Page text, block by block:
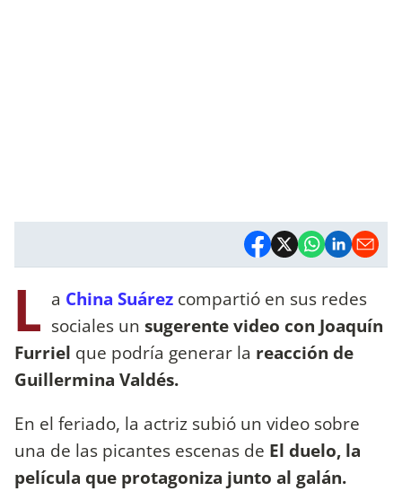
L a China Suárez compartió en sus redes
sociales un sugerente video con Joaquín
Furriel que podría generar la reacción de
Guillermina Valdés.
En el feriado, la actriz subió un video sobre
una de las picantes escenas de El duelo, la
película que protagoniza junto al galán.